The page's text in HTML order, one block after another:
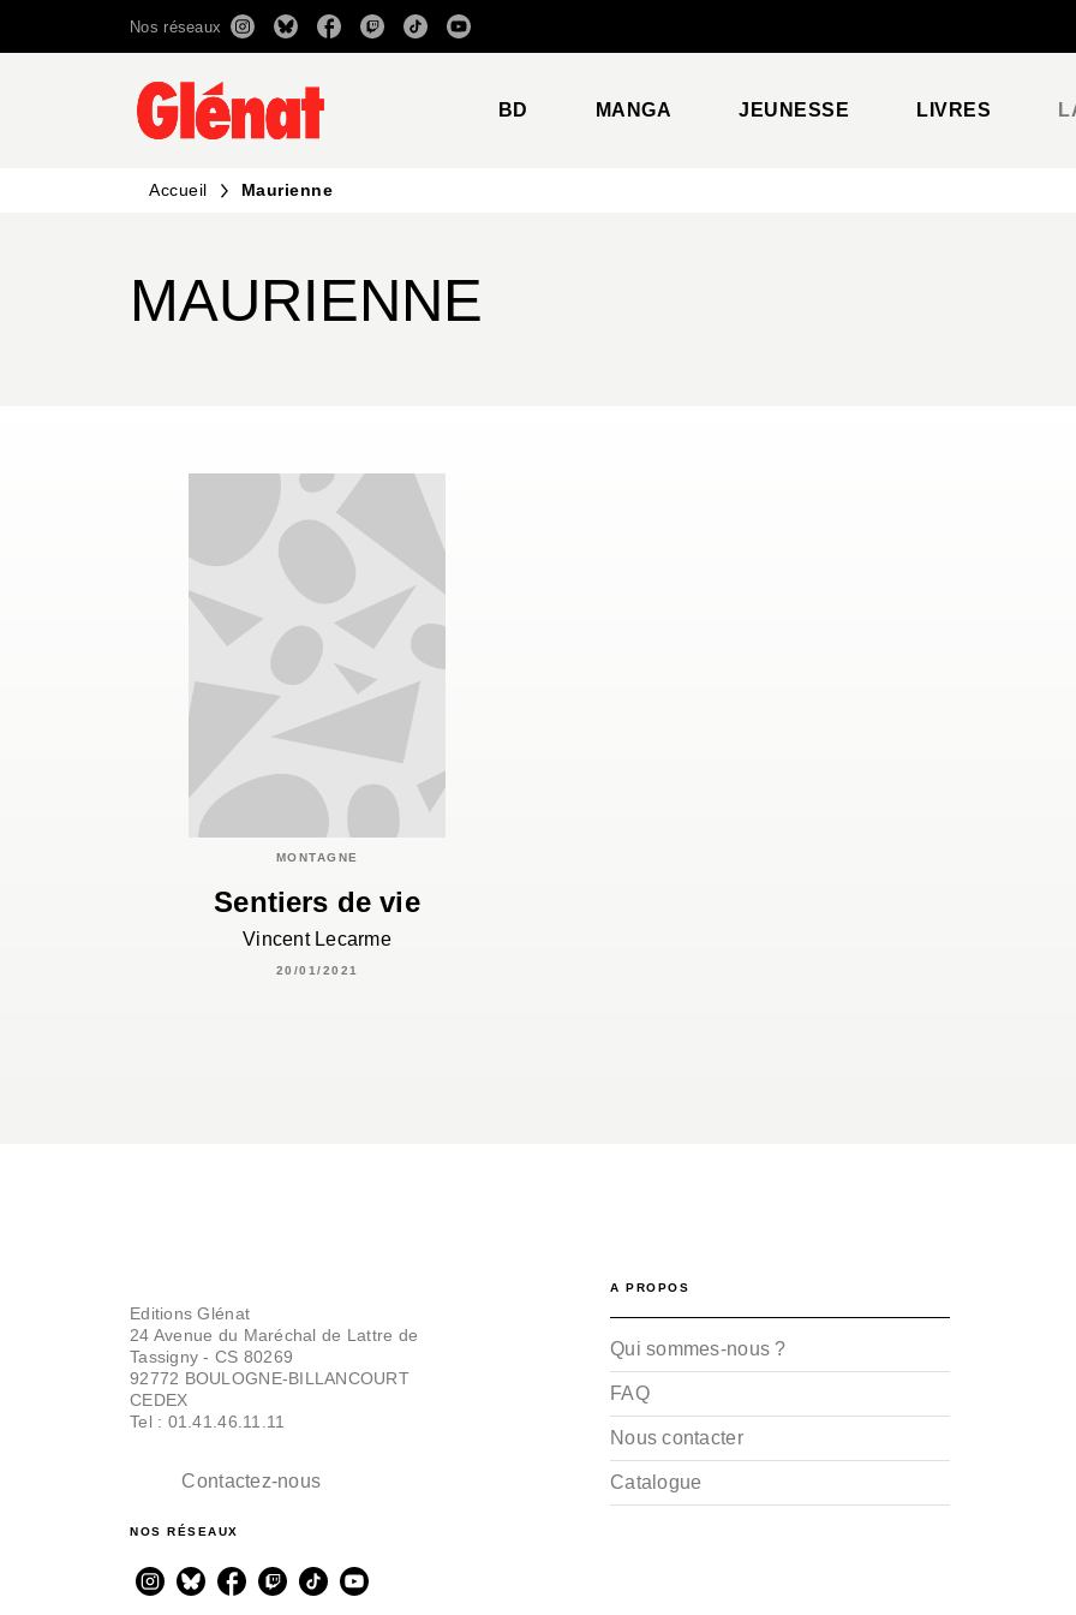
RECHERCHE CONTENU
Nos réseaux
BD MANGA JEUNESSE LIVRES
Accueil Maurienne
MAURIENNE
MONTAGNE
Sentiers de vie
Vincent Lecarme
20/01/2021
Editions Glénat
24 Avenue du Maréchal de Lattre de
Tassigny - CS 80269
92772 BOULOGNE-BILLANCOURT
CEDEX
Tel : 01.41.46.11.11
Contactez-nous
NOS RÉSEAUX
A PROPOS
Qui sommes-nous ?
FAQ
Nous contacter
Catalogue